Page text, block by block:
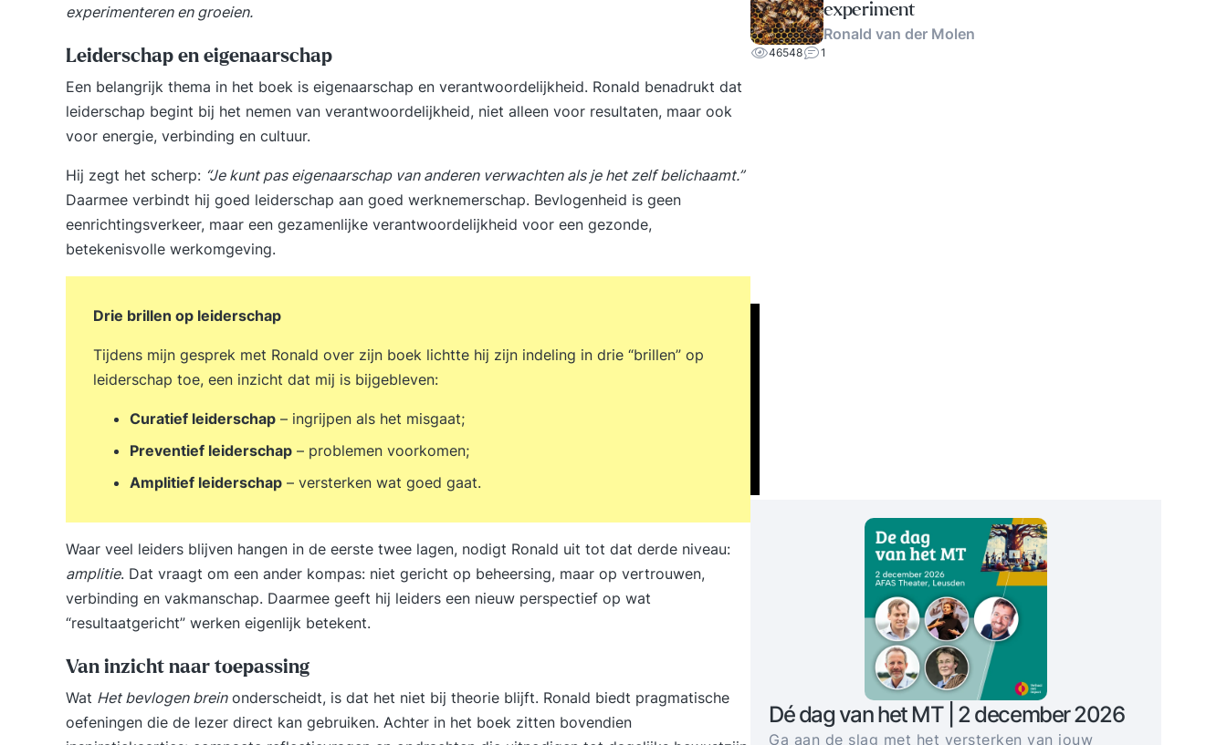
experimenteren en groeien.
Leiderschap en eigenaarschap
Een belangrijk thema in het boek is eigenaarschap en verantwoordelijkheid. Ronald benadrukt dat
leiderschap begint bij het nemen van verantwoordelijkheid, niet alleen voor resultaten, maar ook
voor energie, verbinding en cultuur.
Hij zegt het scherp: “Je kunt pas eigenaarschap van anderen verwachten als je het zelf belichaamt.”
Daarmee verbindt hij goed leiderschap aan goed werknemerschap. Bevlogenheid is geen
eenrichtingsverkeer, maar een gezamenlijke verantwoordelijkheid voor een gezonde,
betekenisvolle werkomgeving.
Drie brillen op leiderschap
Tijdens mijn gesprek met Ronald over zijn boek lichtte hij zijn indeling in drie “brillen” op
leiderschap toe, een inzicht dat mij is bijgebleven:
Curatief leiderschap – ingrijpen als het misgaat;
Preventief leiderschap – problemen voorkomen;
Amplitief leiderschap – versterken wat goed gaat.
Waar veel leiders blijven hangen in de eerste twee lagen, nodigt Ronald uit tot dat derde niveau:
amplitie. Dat vraagt om een ander kompas: niet gericht op beheersing, maar op vertrouwen,
verbinding en vakmanschap. Daarmee geeft hij leiders een nieuw perspectief op wat
“resultaatgericht” werken eigenlijk betekent.
Van inzicht naar toepassing
Wat Het bevlogen breinonderscheidt, is dat het niet bij theorie blijft. Ronald biedt pragmatische
oefeningen die de lezer direct kan gebruiken. Achter in het boek zitten bovendien
experiment
Ronald van der Molen
46548 1
Dé dag van het MT | 2 december 2026
Ga aan de slag met het versterken van jouw